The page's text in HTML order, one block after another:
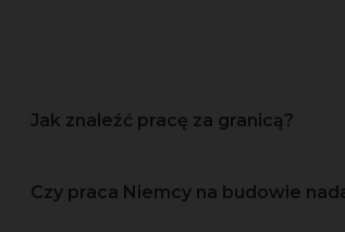
Jak znaleźć pracę za granicą?
Czy praca Niemcy na budowie